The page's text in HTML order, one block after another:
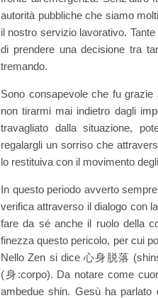
autorità pubbliche che siamo
il nostro servizio lavorativo.
di prendere una decisione tra
tremando.
Sono consapevole che fu
non tirarmi mai indietro dagli
travagliato dalla situazione,
regalargli un sorriso che
lo restituiva con il movimento
In questo periodo avverto
verifica attraverso il dialogo con
fare da sé anche il ruolo della
finezza questo pericolo, per cui
Nello Zen si dice 心身脱落
(身:corpo). Da notare come
ambedue shin. Gesù ha